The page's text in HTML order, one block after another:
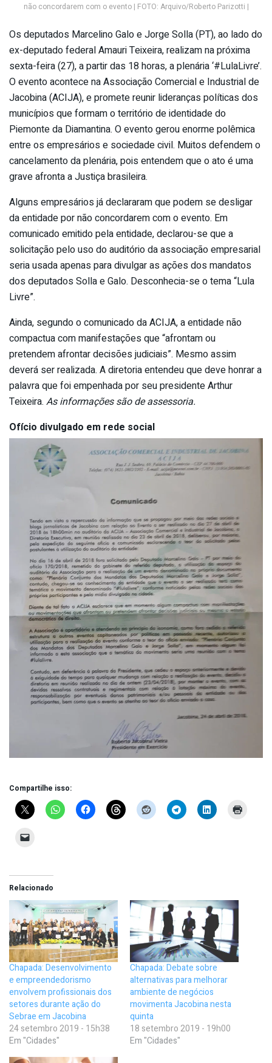
não concordarem com o evento | FOTO: Arquivo/Roberto Parizotti |
Os deputados Marcelino Galo e Jorge Solla (PT), ao lado do
ex-deputado federal Amauri Teixeira, realizam na próxima
sexta-feira (27), a partir das 18 horas, a plenária ‘#LulaLivre’.
O evento acontece na Associação Comercial e Industrial de
Jacobina (ACIJA), e promete reunir lideranças políticas dos
municípios que formam o território de identidade do
Piemonte da Diamantina. O evento gerou enorme polêmica
entre os empresários e sociedade civil. Muitos defendem o
cancelamento da plenária, pois entendem que o ato é uma
grave afronta a Justiça brasileira.
Alguns empresários já declararam que podem se desligar
da entidade por não concordarem com o evento. Em
comunicado emitido pela entidade, declarou-se que a
solicitação pelo uso do auditório da associação empresarial
seria usada apenas para divulgar as ações dos mandatos
dos deputados Solla e Galo. Desconhecia-se o tema “Lula
Livre”.
Ainda, segundo o comunicado da ACIJA, a entidade não
compactua com manifestações que “afrontam ou
pretendem afrontar decisões judiciais”. Mesmo assim
deverá ser realizada. A diretoria entendeu que deve honrar a
palavra que foi empenhada por seu presidente Arthur
Teixeira. As informações são de assessoria.
Ofício divulgado em rede social
Compartilhe isso:
Relacionado
Chapada: Desenvolvimento
e empreendedorismo
envolvem profissionais dos
setores durante ação do
Sebrae em Jacobina
24 setembro 2019 - 15h38
Em "Cidades"
Chapada: Debate sobre
alternativas para melhorar
ambiente de negócios
movimenta Jacobina nesta
quinta
18 setembro 2019 - 19h00
Em "Cidades"